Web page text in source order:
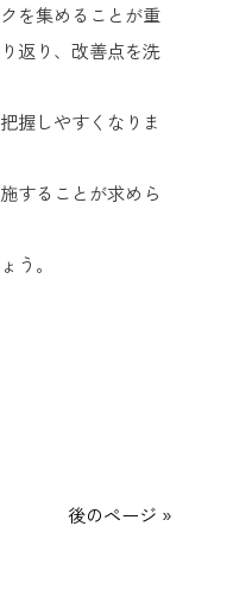
を集めることが重
返り、改善点を洗
握しやすくなりま
することが求めら
う。
後のページ »